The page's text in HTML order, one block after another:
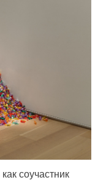
соучастник